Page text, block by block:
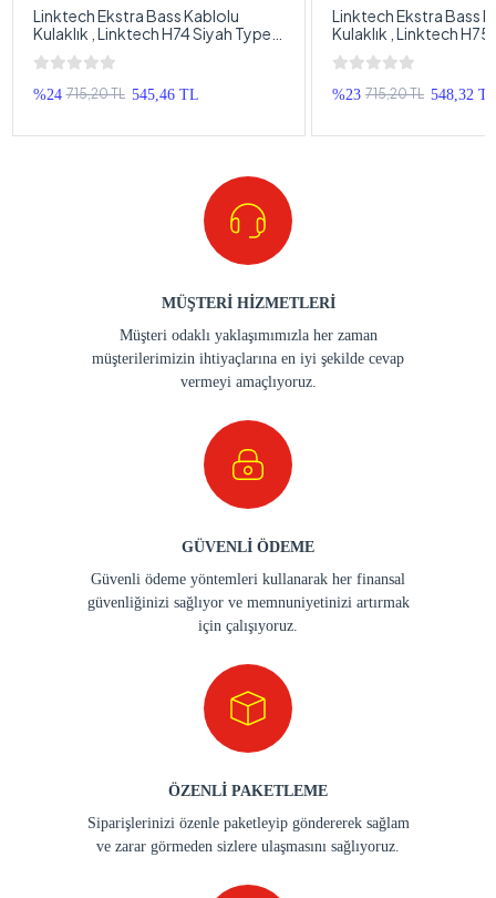
Linktech Ekstra Bass Kablolu
Kulaklık , Linktech H74 Siyah Type-
C Mikrofonlu Metal Kablolu Kulak
İçi Kulaklık , Premium Type-C
Kablolu Kulaklık
%24 715,20 TL 545,46 TL
Linktech Ekstra Bass
Kulaklık , Linktech
C Mikrofonlu Metal
, Premium Type-C
%23 715,20 TL 548,32
MÜŞTERİ HİZMETLERİ
Müşteri odaklı yaklaşımımızla her zaman
müşterilerimizin ihtiyaçlarına en iyi şekilde cevap
vermeyi amaçlıyoruz.
GÜVENLİ ÖDEME
Güvenli ödeme yöntemleri kullanarak her finansal
güvenliğinizi sağlıyor ve memnuniyetinizi artırmak
için çalışıyoruz.
ÖZENLİ PAKETLEME
Siparişlerinizi özenle paketleyip göndererek sağlam
ve zarar görmeden sizlere ulaşmasını sağlıyoruz.